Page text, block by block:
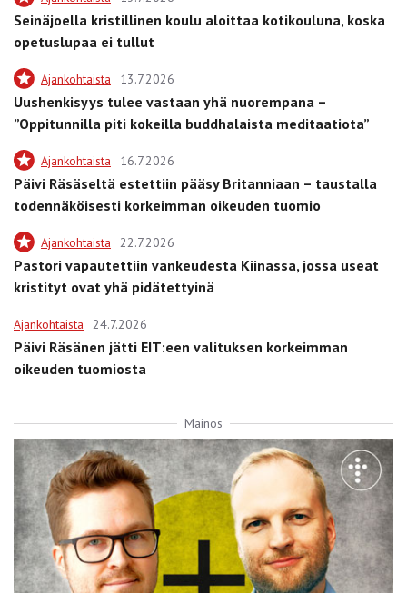
Seinäjoella kristillinen koulu aloittaa kotikouluna, koska
opetuslupaa ei tullut
Ajankohtaista 13.7.2026
Uushenkisyys tulee vastaan yhä nuorempana –
”Oppitunnilla piti kokeilla buddhalaista meditaatiota”
Ajankohtaista 16.7.2026
Päivi Räsäseltä estettiin pääsy Britanniaan – taustalla
todennäköisesti korkeimman oikeuden tuomio
Ajankohtaista 22.7.2026
Pastori vapautettiin vankeudesta Kiinassa, jossa useat
kristityt ovat yhä pidätettyinä
Ajankohtaista 24.7.2026
Päivi Räsänen jätti EIT:een valituksen korkeimman
oikeuden tuomiosta
Mainos